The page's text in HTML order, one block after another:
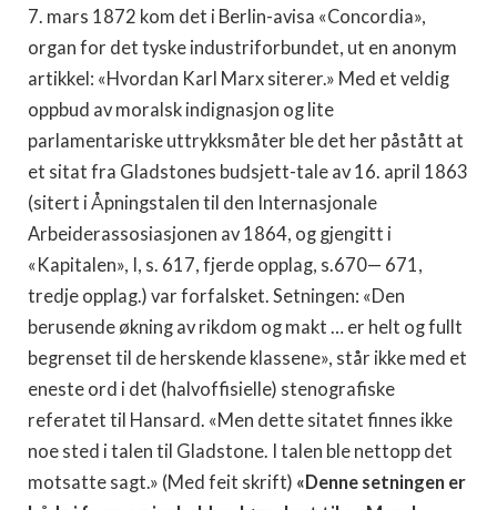
7. mars 1872 kom det i Berlin-avisa «Concordia»,
organ for det tyske industriforbundet, ut en anonym
artikkel: «Hvordan Karl Marx siterer.» Med et veldig
oppbud av moralsk indigna­sjon og lite
parlamentariske uttrykksmåter ble det her påstått at
et sitat fra Gladstones budsjett-tale av 16. april 1863
(sitert i Åpningstalen til den Internasjonale
Arbeiderassosiasjonen av 1864, og gjengitt i
«Kapitalen», I, s. 617, fjerde opplag, s.670— 671,
tredje opplag.) var forfalsket. Setningen: «Den
berusende økning av rikdom og makt … er helt og fullt
begrenset til de hers­kende klassene», står ikke med et
eneste ord i det (halvoffisielle) stenografiske
referatet til Hansard. «Men dette sitatet finnes ikke
noe sted i talen til Gladstone. I talen ble nettopp det
motsatte sagt.» (Med feit skrift) «Denne setningen er